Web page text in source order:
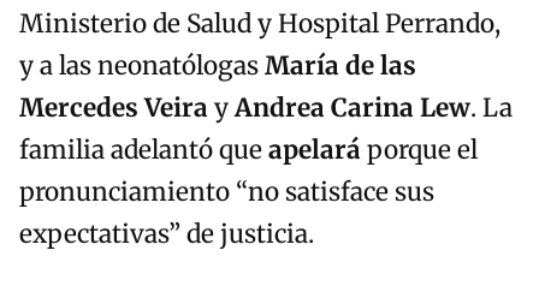
Ministerio de Salud y Hospital Perrando,
y a las neonatólogasMaría de las
Mercedes VeirayAndrea Carina Lew. La
familia adelantó queapelaráporque el
pronunciamiento “no satisface sus
expectativas” de justicia.